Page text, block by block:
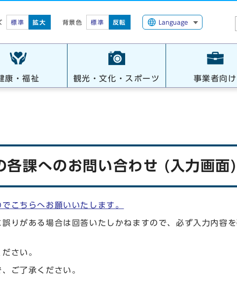
標準 拡大 背景色 標準 反転 Language
康・福祉 観光・文化・スポーツ 事業者向け
各課へのお問い合わせ (入力画面)
こちらへお願いいたします。
りがある場合は回答いたしかねますので、必ず入力内容
さい。
ご了承ください。